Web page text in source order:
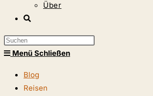
Über
Website-
umschalten
Press
Menü Schließen
Blog
Reisen